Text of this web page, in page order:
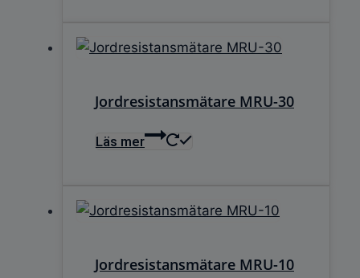
Jordresistansmätare MRU-30
Läs mer
Jordresistansmätare MRU-10